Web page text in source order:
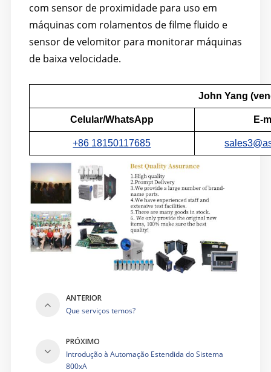
com sensor de proximidade para uso em
máquinas com rolamentos de filme fluido e
sensor de velomitor para monitorar máquinas
de baixa velocidade.
John Yang
Celular/WhatsApp E-
+86 18150117685
ANTERIOR
Que serviços temos?
PRÓXIMO
Introdução à Automação Estendida do Sistema
800xA